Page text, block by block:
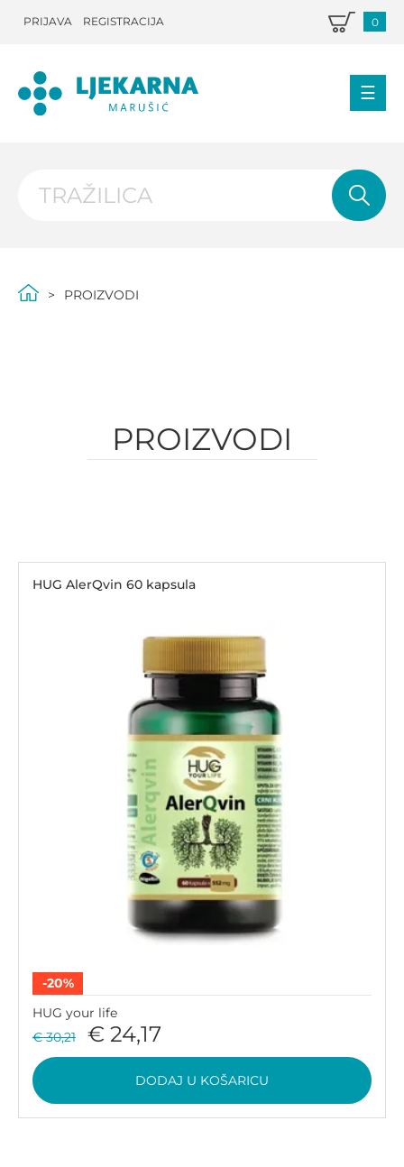
PRIJAVA REGISTRACIJA 0
PROIZVODI
PROIZVODI
HUG AlerQvin 60 kapsula
-20%
HUG your life
€ 30,21
€ 24,17
DODAJ U KOŠARICU